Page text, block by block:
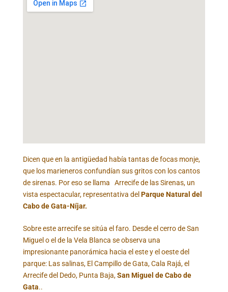
Dicen que en la antigüedad había tantas de focas monje,
que los marieneros confundían sus gritos con los cantos
de sirenas. Por eso se llama Arrecife de las Sirenas, un
vista espectacular, representativa del Parque Natural del
Cabo de Gata-Níjar.
Sobre este arrecife se sitúa el faro. Desde el cerro de San
Miguel o el de la Vela Blanca se observa una
impresionante panorámica hacia el este y el oeste del
parque: Las salinas, El Campillo de Gata, Cala Rajá, el
Arrecife del Dedo, Punta Baja,San Miguel de Cabo de
Gata..